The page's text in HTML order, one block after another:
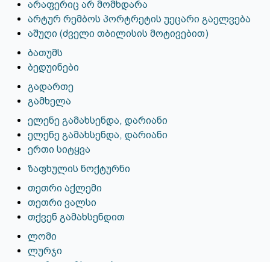
არაფერიც არ მომხდარა
არტურ რემბოს პორტრეტის უეცარი გაელვება
აშუღი (ძველი თბილისის მოტივებით)
ბათუმს
ბედუინები
გადართე
გამხელა
ელენე გამახსენდა, დარიანი
ელენე გამახსენდა, დარიანი
ერთი სიტყვა
ზაფხულის ნოქტურნი
თეთრი აქლემი
თეთრი ვალსი
თქვენ გამახსენდით
ლომი
ლურჯი